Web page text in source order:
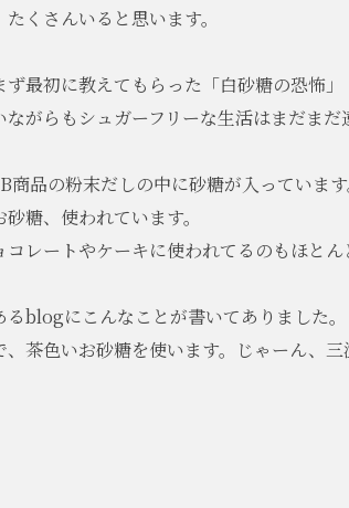
くさんいると思います。
最初に教えてもらった「白砂糖の恐怖」
がらもシュガーフリーな生活はまだまだ
商品の粉末だしの中に砂糖が入っています
糖、使われています。
レートやケーキに使われてるのもほとん
blogにこんなことが書いてありました。
、茶色いお砂糖を使います。じゃーん、三